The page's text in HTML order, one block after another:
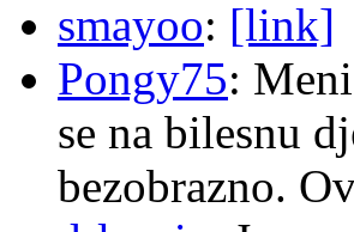
smayoo: [link]
Pongy75:
se na bilesnu
bezobrazno.